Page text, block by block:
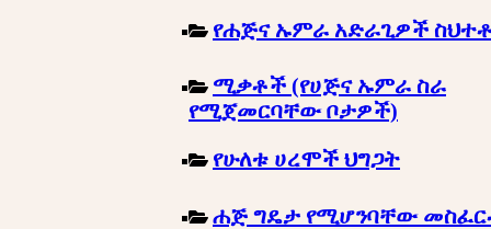
የሐጅና ኡምራ አድራጊዎች
ሚቃቶች (የሀጅና ኡምራ ስራ
የሚጀመርባቸው ቦታዎች)
የሁለቱ ሀረሞች ህግጋት
ሐጅ ግዴታ የሚሆንባቸው